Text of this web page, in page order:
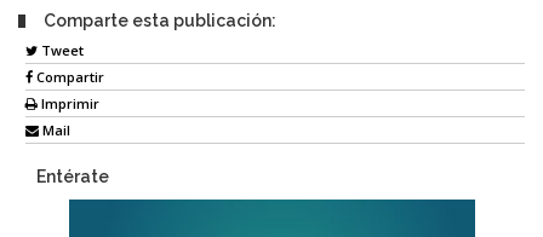
Comparte esta publicación:
Tweet
Compartir
Imprimir
Mail
Entérate